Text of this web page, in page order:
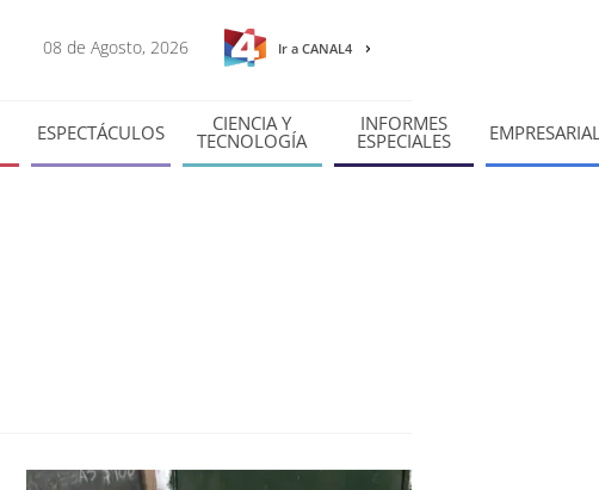
08 de Agosto, 2026 Ir a CANAL4
ESPECTÁCULOS CIENCIA Y
TECNOLOGÍA
INFORMES
ESPECIALES